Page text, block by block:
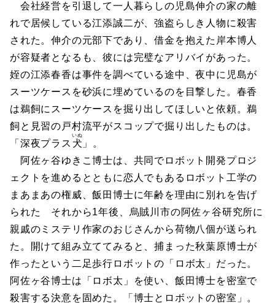
会社経営を引退して一人暮らしの児島伸介の家の離
れで居候している江添誠二が、強盗らしき人物に殺害
された。伸介の元部下であり、借金を抱えた岸本博人
が容疑者となるも、彼には完璧なアリバイがあった。
姪の江添春香は事件を調べている途中、夜中に児島が
スーツケースを砂浜に埋めているのを目撃した。春香
は鵜飼にスーツケースを掘り出してほしいと依頼。鵜
飼と見習の戸村流平がスコップで掘り出したものは。
「深夜プラス 犬
いぬ
」。
阿佐ヶ谷ゆきこ博士は、共同でロボット開発プロジ
ェクトを進めるとともに恋人でもあるロボット工学の
まあまあの権威、飯田博士に年齢を理由に別れを告げ
られた それから1年後、烏賊川市の阿佐ヶ谷研究所に
親戚のミステリ作家のおじさんから荷物八個が送られ
た。開けて組み立ててみると、捕まった秋葉原博士が
作ったという二足歩行ロボットの「ロボ太」だった。
阿佐ヶ谷博士は「ロボ太」を使い、飯田博士を密室で
殺害する決意を固めた。「博士とロボットの密室」。